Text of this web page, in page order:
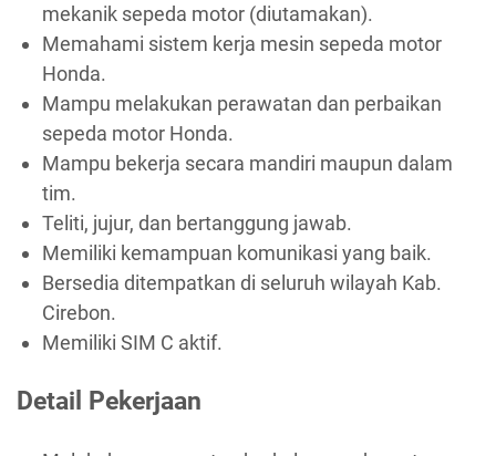
mekanik sepeda motor (diutamakan).
Memahami sistem kerja mesin sepeda motor
Honda.
Mampu melakukan perawatan dan perbaikan
sepeda motor Honda.
Mampu bekerja secara mandiri maupun dalam
tim.
Teliti, jujur, dan bertanggung jawab.
Memiliki kemampuan komunikasi yang baik.
Bersedia ditempatkan di seluruh wilayah Kab.
Cirebon.
Memiliki SIM C aktif.
Detail Pekerjaan